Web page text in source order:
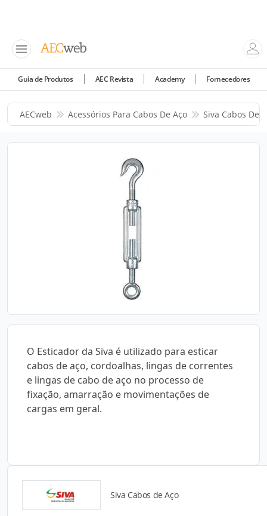
Guia de Produtos AEC Revista Academy Fornecedores
AECweb Acessórios Para Cabos De Aço Siva Cabos De
O Esticador da Siva é utilizado para esticar
cabos de aço, cordoalhas, lingas de correntes
e lingas de cabo de aço no processo de
fixação, amarração e movimentações de
cargas em geral.
Siva Cabos de Aço
Catálogos para Download